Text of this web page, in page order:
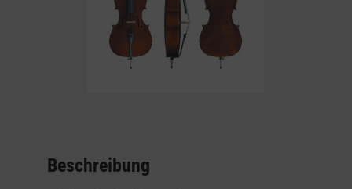
Beschreibung